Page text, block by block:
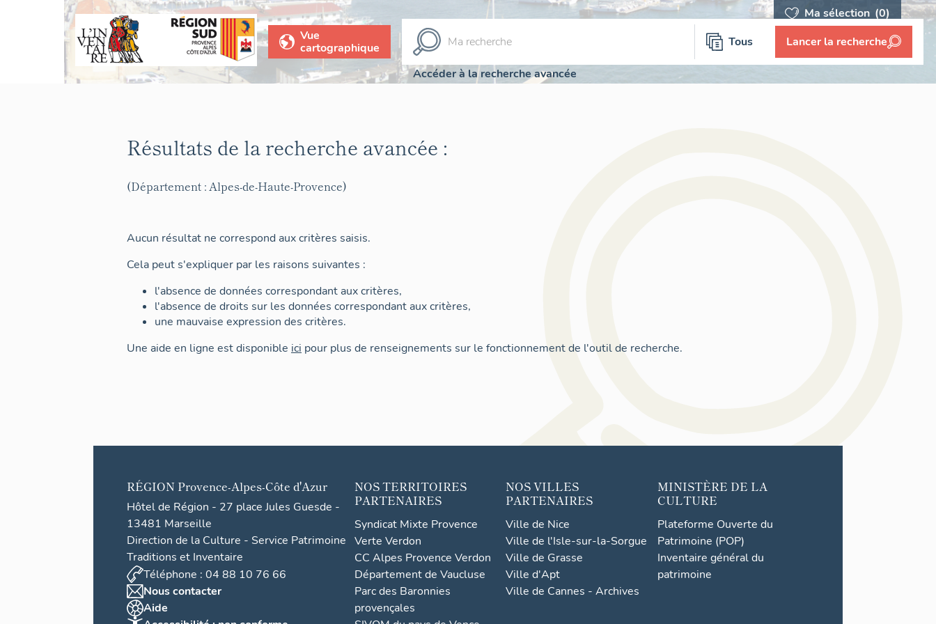
Ma sélection (0)
Vue
cartographique
Tous Lancer la recherche
Accéder à la recherche avancée
Résultats de la recherche avancée :
(Département : Alpes-de-Haute-Provence)
Aucun résultat ne correspond aux critères saisis.
Cela peut s'expliquer par les raisons suivantes :
l'absence de données correspondant aux critères,
l'absence de droits sur les données correspondant aux critères,
une mauvaise expression des critères.
Une aide en ligne est disponible ici pour plus de renseignements sur le fonctionnement de l'outil de recherche.
RÉGION Provence-Alpes-Côte d'Azur
Hôtel de Région - 27 place Jules Guesde -
13481 Marseille
Direction de la Culture - Service Patrimoine
Traditions et Inventaire
Téléphone : 04 88 10 76 66
Nous contacter
Aide
NOS TERRITOIRES
PARTENAIRES
Syndicat Mixte Provence
Verte Verdon
CC Alpes Provence Verdon
Département de Vaucluse
Parc des Baronnies
provençales
NOS VILLES
PARTENAIRES
Ville de Nice
Ville de l'Isle-sur-la-Sorgue
Ville de Grasse
Ville d'Apt
Ville de Cannes - Archives
MINISTÈRE DE LA
CULTURE
Plateforme Ouverte du
Patrimoine (POP)
Inventaire général du
patrimoine